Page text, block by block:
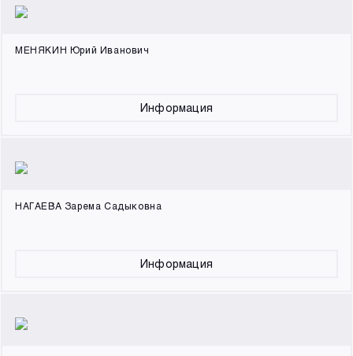
МЕНЯКИН Юрий Иванович
Информация
НАГАЕВА Зарема Садыковна
Информация